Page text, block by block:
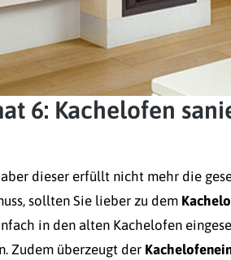
6: Kachelofen
dieser erfüllt nicht mehr die
sollten Sie lieber zu dem
in den alten Kachelofen
Zudem überzeugt der